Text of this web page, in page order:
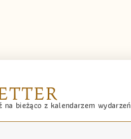
bieżąco z kalendarzem wydarzeń